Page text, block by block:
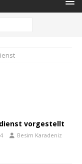
vorgestellt
Besim Karadeniz